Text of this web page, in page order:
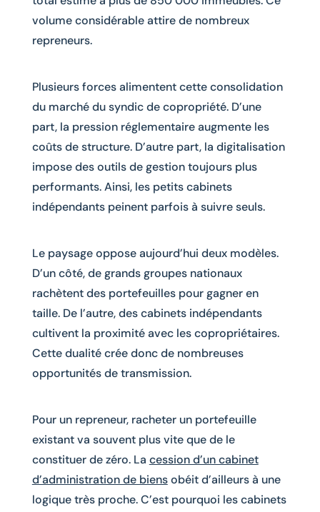
volume considérable attire de nombreux
repreneurs.
Plusieurs forces alimentent cette consolidation
du marché du syndic de copropriété. D’une
part, la pression réglementaire augmente les
coûts de structure. D’autre part, la digitalisation
impose des outils de gestion toujours plus
performants. Ainsi, les petits cabinets
indépendants peinent parfois à suivre seuls.
Le paysage oppose aujourd’hui deux modèles.
D’un côté, de grands groupes nationaux
rachètent des portefeuilles pour gagner en
taille. De l’autre, des cabinets indépendants
cultivent la proximité avec les copropriétaires.
Cette dualité crée donc de nombreuses
opportunités de transmission.
Pour un repreneur, racheter un portefeuille
existant va souvent plus vite que de le
constituer de zéro. La cession d’un cabinet
d’administration de biensobéit d’ailleurs à une
logique très proche. C’est pourquoi les cabinets